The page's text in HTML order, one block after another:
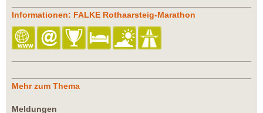
Informationen: FALKE Rothaarsteig-Marathon
Mehr zum Thema
Meldungen